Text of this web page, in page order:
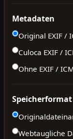
Metadaten
Original EXIF /
Culoca EXIF /
Ohne EXIF /
Speicherformat
Webtaugliche